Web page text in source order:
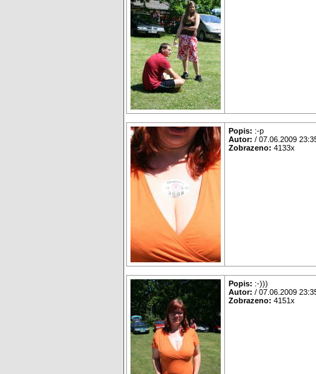
Popis: :-p
Autor: / 07.06.2009
Zobrazeno: 4133x
Popis: :-)))
Autor: / 07.06.2009
Zobrazeno: 4151x